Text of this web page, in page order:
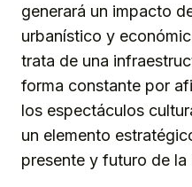
generará un impacto
urbanístico y
trata de una
forma constante por
los espectáculos
un elemento
presente y futuro de la